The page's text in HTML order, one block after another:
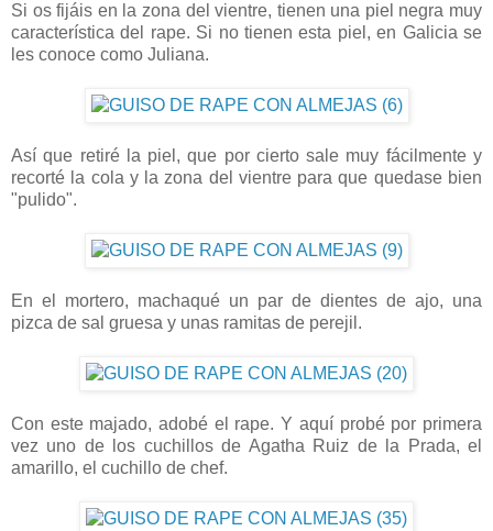
Si os fijáis en la zona del vientre, tienen una piel negra muy
característica del rape. Si no tienen esta piel, en Galicia se
les conoce como Juliana.
Así que retiré la piel, que por cierto sale muy fácilmente y
recorté la cola y la zona del vientre para que quedase bien
"pulido".
En el mortero, machaqué un par de dientes de ajo, una
pizca de sal gruesa y unas ramitas de perejil.
Con este majado, adobé el rape. Y aquí probé por primera
vez uno de los cuchillos de Agatha Ruiz de la Prada, el
amarillo, el cuchillo de chef.